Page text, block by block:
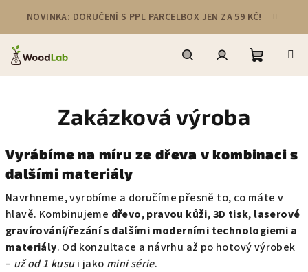
obsah
NOVINKA: DORUČENÍ S PPL PARCELBOX JEN ZA 59 KČ!
HledatPřihlášeníNákupní
Zakázková výroba
Vyrábíme na míru ze dřeva v kombinaci s
dalšími materiály
Navrhneme, vyrobíme a doručíme přesně to, co máte v
hlavě. Kombinujeme dřevo,pravou kůži,3D tisk, laserové
gravírování/řezání s dalšími moderními technologiemi a
materiály. Od konzultace a návrhu až po hotový výrobek
– už od 1 kusui jako mini série.